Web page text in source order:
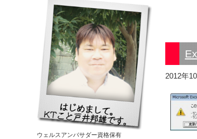
2012年
ウェルスアンバサダー資格保有